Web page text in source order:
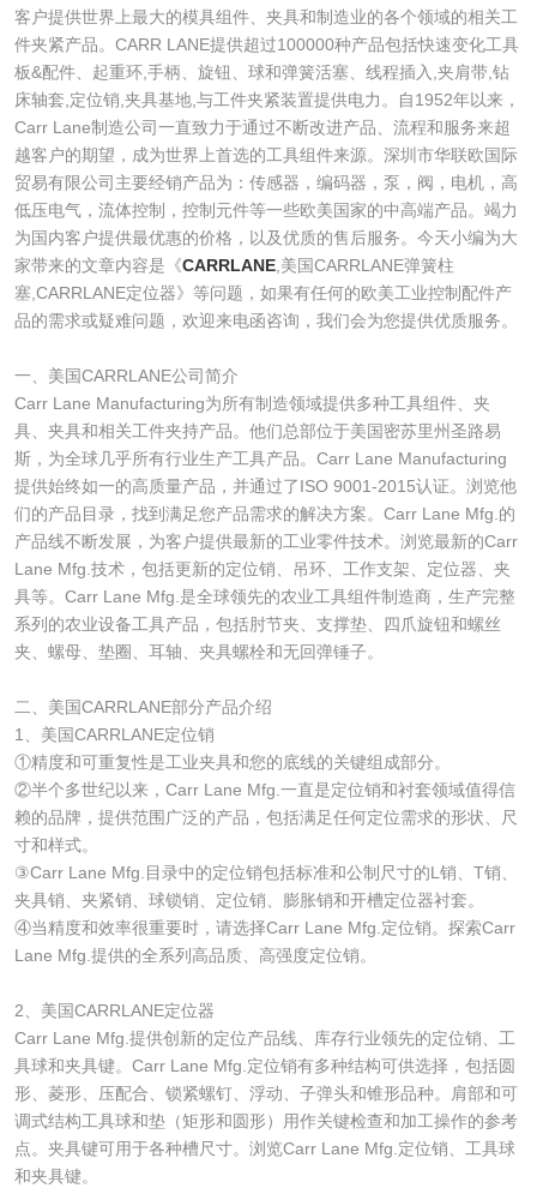
客户提供世界上最大的模具组件、夹具和制造业的各个领域的相关工
件夹紧产品。CARR LANE提供超过100000种产品包括快速变化工具
板&配件、起重环,手柄、旋钮、球和弹簧活塞、线程插入,夹肩带,钻
床轴套,定位销,夹具基地,与工件夹紧装置提供电力。自1952年以来，
Carr Lane制造公司一直致力于通过不断改进产品、流程和服务来超
越客户的期望，成为世界上首选的工具组件来源。深圳市华联欧国际
贸易有限公司主要经销产品为：传感器，编码器，泵，阀，电机，高
低压电气，流体控制，控制元件等一些欧美国家的中高端产品。竭力
为国内客户提供最优惠的价格，以及优质的售后服务。今天小编为大
家带来的文章内容是《CARRLANE,美国CARRLANE弹簧柱
塞,CARRLANE定位器》等问题，如果有任何的欧美工业控制配件产
品的需求或疑难问题，欢迎来电函咨询，我们会为您提供优质服务。
一、美国CARRLANE公司简介
Carr Lane Manufacturing为所有制造领域提供多种工具组件、夹
具、夹具和相关工件夹持产品。他们总部位于美国密苏里州圣路易
斯，为全球几乎所有行业生产工具产品。Carr Lane Manufacturing
提供始终如一的高质量产品，并通过了ISO 9001-2015认证。浏览他
们的产品目录，找到满足您产品需求的解决方案。Carr Lane Mfg.的
产品线不断发展，为客户提供最新的工业零件技术。浏览最新的Carr
Lane Mfg.技术，包括更新的定位销、吊环、工作支架、定位器、夹
具等。Carr Lane Mfg.是全球领先的农业工具组件制造商，生产完整
系列的农业设备工具产品，包括肘节夹、支撑垫、四爪旋钮和螺丝
夹、螺母、垫圈、耳轴、夹具螺栓和无回弹锤子。
二、美国CARRLANE部分产品介绍
1、美国CARRLANE定位销
①精度和可重复性是工业夹具和您的底线的关键组成部分。
②半个多世纪以来，Carr Lane Mfg.一直是定位销和衬套领域值得信
赖的品牌，提供范围广泛的产品，包括满足任何定位需求的形状、尺
寸和样式。
③Carr Lane Mfg.目录中的定位销包括标准和公制尺寸的L销、T销、
夹具销、夹紧销、球锁销、定位销、膨胀销和开槽定位器衬套。
④当精度和效率很重要时，请选择Carr Lane Mfg.定位销。探索Carr
Lane Mfg.提供的全系列高品质、高强度定位销。
2、美国CARRLANE定位器
Carr Lane Mfg.提供创新的定位产品线、库存行业领先的定位销、工
具球和夹具键。Carr Lane Mfg.定位销有多种结构可供选择，包括圆
形、菱形、压配合、锁紧螺钉、浮动、子弹头和锥形品种。肩部和可
调式结构工具球和垫（矩形和圆形）用作关键检查和加工操作的参考
点。夹具键可用于各种槽尺寸。浏览Carr Lane Mfg.定位销、工具球
和夹具键。